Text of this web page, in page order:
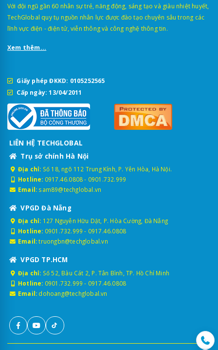
Với đội ngũ gần 60 nhân sự trẻ, năng động, sáng tạo và giàu nhiệt huyết,
TechGlobal quy tụ nguồn nhân lực được đào tạo chuyên sâu trong các
lĩnh vực điện - điện tử, viễn thông và công nghệ thông tin.
Xem thêm...
Giấy phép ĐKKD: 0105252565
Cấp ngày: 13/04/2011
LIÊN HỆ TECHGLOBAL
Trụ sở chính Hà Nội
Địa chỉ: Số 18, ngõ 112 Trung Kính, P. Yên Hòa, Hà Nội.
Hotline: 0917.46.0808- 0901.732.999
Email: sam89@techglobal.vn
VPGD Đà Nẵng
Địa chỉ: 127 Nguyễn Hữu Dật, P. Hòa Cường, Đà Nẵng
Hotline: 0901.732.999 - 0917.46.0808
Email: truongbn@techglobal.vn
VPGD TP.HCM
Địa chỉ: Số 52, Bàu Cát 2, P. Tân Bình, TP. Hồ Chí Minh
Hotline: 0901.732.999 - 0917.46.0808
Email: dohoang@techglobal.vn